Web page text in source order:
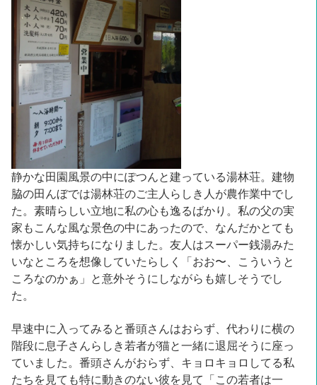
静かな田園風景の中にぽつんと建っている湯林荘。建物
脇の田んぼでは湯林荘のご主人らしき人が農作業中でし
た。素晴らしい立地に私の心も逸るばかり。私の父の実
家もこんな風な景色の中にあったので、なんだかとても
懐かしい気持ちになりました。友人はスーパー銭湯みた
いなところを想像していたらしく「おお〜、こういうと
ころなのかぁ」と意外そうにしながらも嬉しそうでし
た。
早速中に入ってみると番頭さんはおらず、代わりに横の
階段に息子さんらしき若者が猫と一緒に退屈そうに座っ
ていました。番頭さんがおらず、キョロキョロしてる私
たちを見ても特に動きのない彼を見て「この若者は一